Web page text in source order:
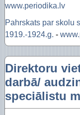
www.periodika.lv
Pahrskats par skolu
1919.-1924.g. -
Direktoru
darbā/
speciālistu